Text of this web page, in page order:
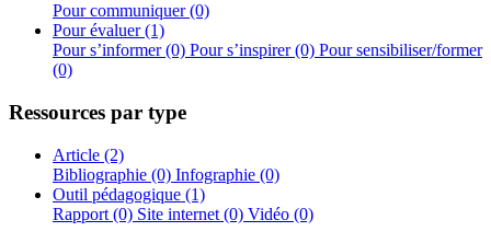
Pour communiquer (0)
Pour évaluer (1)
Pour s’informer (0) Pour s’inspirer (0) Pour sensibiliser/former
(0)
Ressources par type
Article (2)
Bibliographie (0) Infographie (0)
Outil pédagogique (1)
Rapport (0) Site internet (0) Vidéo (0)